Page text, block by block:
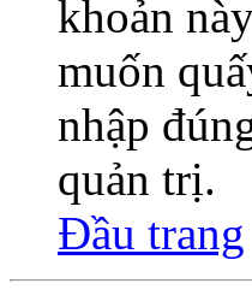
khoản
muốn
nhập
quản trị.
Đầu trang